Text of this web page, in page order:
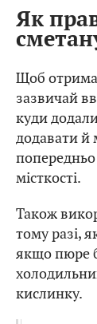
Як
Щоб
зазвичай
куди
додавати й
місткості.
Також
тому разі,
якщо пюре
кислинку.